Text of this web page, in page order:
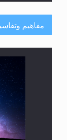
هل من
الرجل
مفاهيم